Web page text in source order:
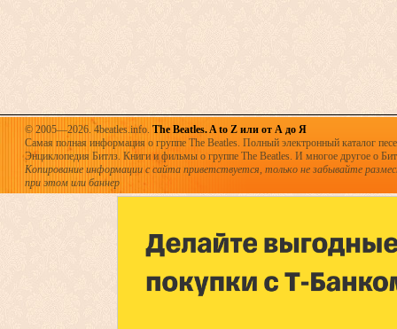
© 2005—2026. 4beatles.info. The Beatles. A to Z или от А до Я
Самая полная информация о группе The Beatles. Полный электронный каталог
Энциклопедия Битлз. Книги и фильмы о группе The Beatles. И многое другое о
Копирование информации с сайта приветствуется, только не забывайте
при этом или баннер